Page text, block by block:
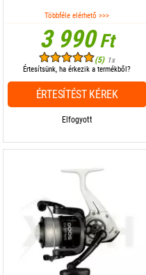
Többféle elérhető >>>
3 990Ft
(5) 1x
Elfogyott
Értesítsünk, ha érkezik a termékből?
ÉRTESÍTÉST KÉREK